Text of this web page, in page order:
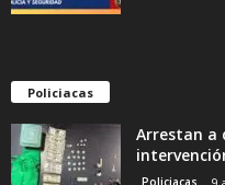
Policiacas
Arrestan a
Policiacas